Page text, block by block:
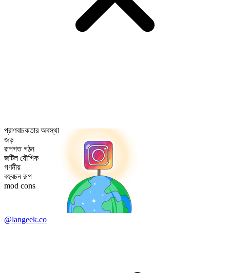
প্রাণবাচকতার অবস্থা
জড়
রূপগত গঠন
জটিল যৌগিক
গণনীয়
বহুবচন রূপ
mod cons
@langeek.co